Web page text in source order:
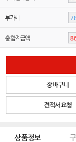
부가세
총 합계금액
장바구니
견적서요청
상품정보